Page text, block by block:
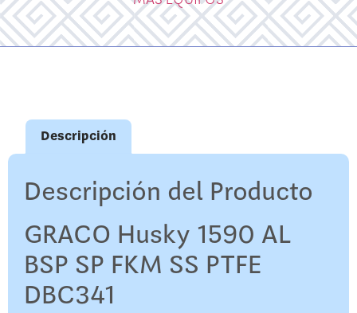
Descripción
Descripción del Producto
GRACO Husky 1590 AL
BSP SP FKM SS PTFE
DBC341